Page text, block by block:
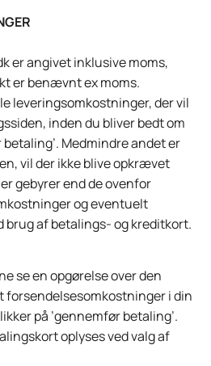
er angivet inklusive moms,
er benævnt ex moms.
leveringsomkostninger, der vil
inden du bliver bedt om
Medmindre andet er
vil der ikke blive opkrævet
gebyrer end de ovenfor
og eventuelt
brug af betalings- og kreditkort.
se en opgørelse over den
forsendelsesomkostninger i din
på ’gennemfør betaling’.
oplyses ved valg af